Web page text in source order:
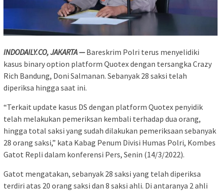
INDODAILY.CO, JAKARTA — Bareskrim Polri terus menyelidiki
kasus binary option platform Quotex dengan tersangka Crazy
Rich Bandung, Doni Salmanan. Sebanyak 28 saksi telah
diperiksa hingga saat ini.
“Terkait update kasus DS dengan platform Quotex penyidik
telah melakukan pemeriksan kembali terhadap dua orang,
hingga total saksi yang sudah dilakukan pemeriksaan sebanyak
28 orang saksi,” kata Kabag Penum Divisi Humas Polri, Kombes
Gatot Repli dalam konferensi Pers, Senin (14/3/2022).
Gatot mengatakan, sebanyak 28 saksi yang telah diperiksa
terdiri atas 20 orang saksi dan 8 saksi ahli. Di antaranya 2 ahli